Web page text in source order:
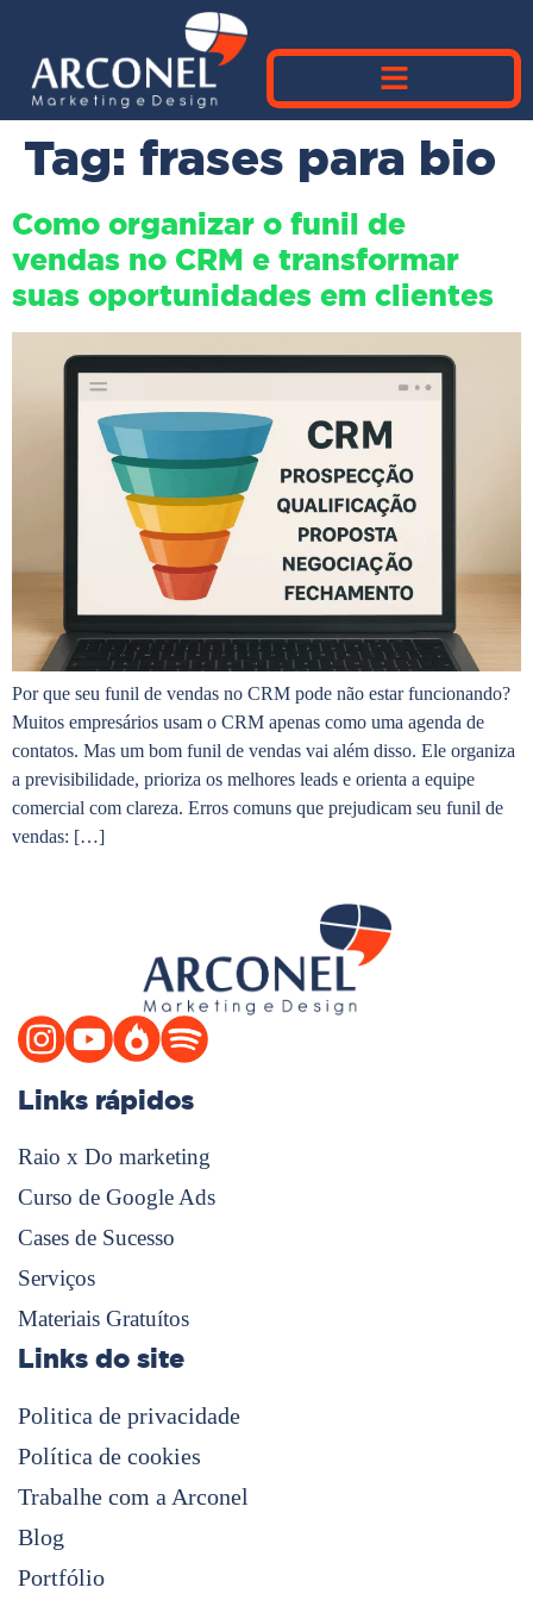
Tag: frases para bio
Como organizar o funil de
vendas no CRM e transformar
suas oportunidades em clientes
Por que seu funil de vendas no CRM pode não estar funcionando?
Muitos empresários usam o CRM apenas como uma agenda de
contatos. Mas um bom funil de vendas vai além disso. Ele organiza
a previsibilidade, prioriza os melhores leads e orienta a equipe
comercial com clareza. Erros comuns que prejudicam seu funil de
vendas: […]
Links rápidos
Raio x Do marketing
Curso de Google Ads
Cases de Sucesso
Serviços
Materiais Gratuítos
Links do site
Politica de privacidade
Política de cookies
Trabalhe com a Arconel
Blog
Portfólio